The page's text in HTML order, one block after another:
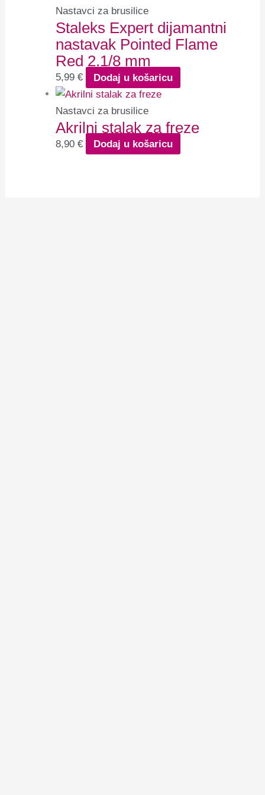
Nastavci za brusilice
Staleks Expert dijamantni
nastavak Pointed Flame
Red 2.1/8 mm
5,99€ Dodaj u košaricu
Nastavci za brusilice
Akrilni stalak za freze
8,90€ Dodaj u košaricu